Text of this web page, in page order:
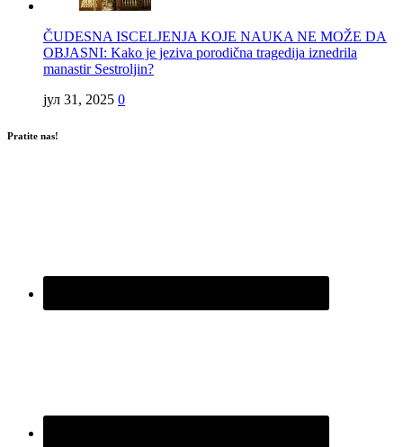
ČUDESNA ISCELJENJA KOJE NAUKA NE MOŽE DA
OBJASNI: Kako je jeziva porodična tragedija iznedrila
manastir Sestroljin?
јул 31, 2025 0
Pratite nas!